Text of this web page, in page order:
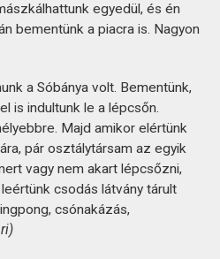
egyedül, és én
bementünk a piacra is. Nagyon
a Sóbánya volt. Bementünk,
is indultunk le a lépcsőn.
Majd amikor elértünk
pár osztálytársam az egyik
vagy nem akart lépcsőzni,
csodás látvány tárult
csónakázás,